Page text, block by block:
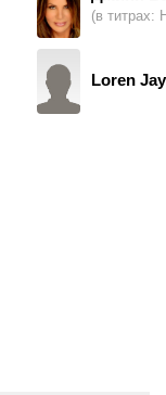
(в титрах:
Loren